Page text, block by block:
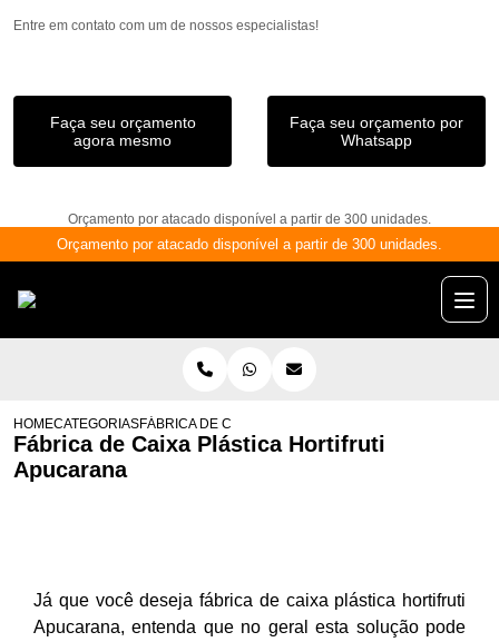
Entre em contato com um de nossos especialistas!
Faça seu orçamento
agora mesmo
Faça seu orçamento por
Whatsapp
Orçamento por atacado disponível a partir de 300 unidades.
Orçamento por atacado disponível a partir de 300 unidades.
HOMECATEGORIASFÁBRICA DE CAIXA PLÁSTICA HORTIFRUTI APUCARANA
Fábrica de Caixa Plástica Hortifruti
Apucarana
Já que você deseja fábrica de caixa plástica hortifruti
Apucarana, entenda que no geral esta solução pode